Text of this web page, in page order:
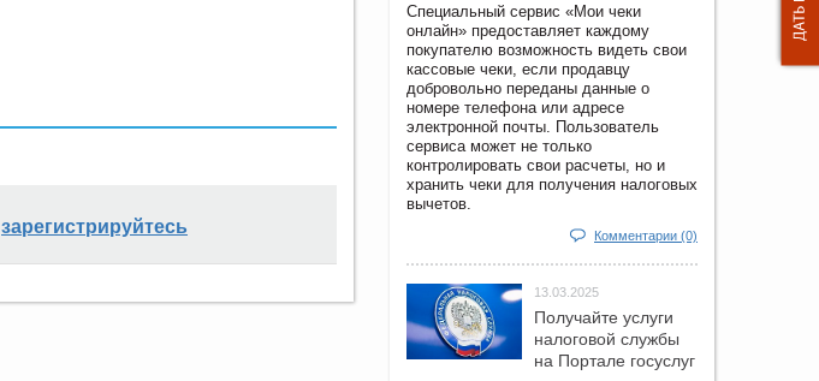
зарегистрируйтесь
Специальный сервис «Мои чеки
онлайн» предоставляет каждому
покупателю возможность видеть свои
кассовые чеки, если продавцу
добровольно переданы данные о
номере телефона или адресе
электронной почты. Пользователь
сервиса может не только
контролировать свои расчеты, но и
хранить чеки для получения налоговых
вычетов.
Комментарии (0)
13.03.2025
Получайте услуги
налоговой службы
на Портале госyслуг